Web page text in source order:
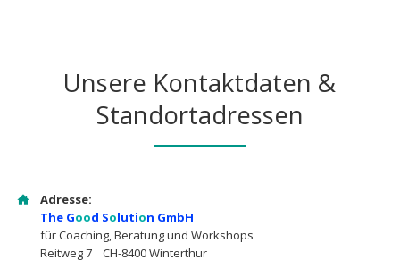
Unsere Kontaktdaten &
Standortadressen
Adresse:
The Good Solution GmbH
für Coaching, Beratung und Workshops
Reitweg 7 CH-8400 Winterthur